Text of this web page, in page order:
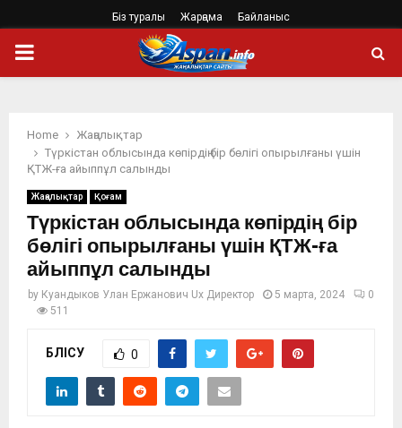
Біз туралы Жарңама Байланыс
PRIMARY
Home
Жаңалықтар
Түркістан облысында көпірдің бір бөлігі опырылғаны үшін
ҚТЖ-ға айыппұл салынды
Жаңалықтар Қоғам
Түркістан облысында көпірдің бір
бөлігі опырылғаны үшін ҚТЖ-ға
айыппұл салынды
by Куандыков Улан Ержанович Ux Директор 5 марта, 2024
0
511
БӨЛІСУ 0